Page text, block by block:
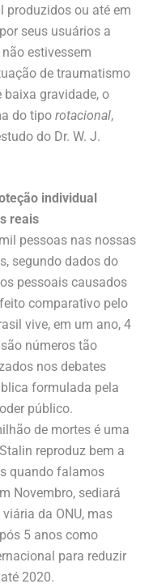
produzidos ou até em
seus usuários a
estivessem
de traumatismo
gravidade, o
do tipo rotacional,
do Dr. W. J.
individual
reais
pessoas nas nossas
segundo dados do
pessoais causados
comparativo pelo
vive, em um ano, 4
números tão
nos debates
formulada pela
público.
de mortes é uma
reproduz bem a
quando falamos
Novembro, sediará
da ONU, mas
5 anos como
para reduzir
2020.